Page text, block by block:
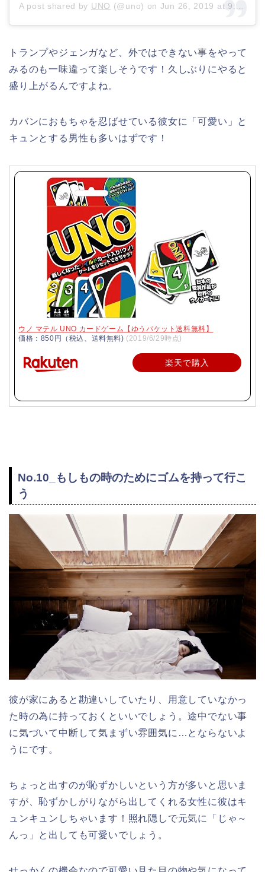
A post shared by UNO (@uno) on Jun 26, 2019 at 9:00am PDT
トランプやジェンガなど、外ではできない事をやって
みるのも一味違って楽しそうです！久しぶりにやると
盛り上がるんですよね。
カバンにおもちゃを忍ばせている彼女に「可愛い」と
キュンとする男性も多いはずです！
ウノ マテル UNO カードゲーム【ゆうパケット送料無料】
価格：850円（税込、送料無料) (2019/6/29時点)
楽天で購入
No.10_もしもの時のためにゴムを持って行こ
う
彼が家にあると勘違いしていたり、用意していなかっ
た時の為に持っておくといいでしょう。途中でない事
に気づいて中断して気まずい雰囲気に…とならないよ
うにです。
ちょっと出すのが恥ずかしいという方が多いと思いま
すが、恥ずかしがりながら出してくれる女性に彼はキ
ュンキュンしちゃいます！照れ隠しで元気に「じゃ～
んっ」と出しても可愛いでしょう。